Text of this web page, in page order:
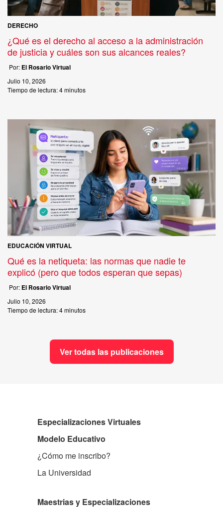
DERECHO
¿Qué es el derecho al acceso a la administración
de justicia y cuáles son sus alcances reales?
Por: El Rosario Virtual
Julio 10, 2026
Tiempo de lectura:4 minutos
EDUCACIÓN VIRTUAL
Qué es la netiqueta: las normas que nadie te
explicó (pero que todos esperan que sepas)
Por: El Rosario Virtual
Julio 10, 2026
Tiempo de lectura:4 minutos
Ver todas las publicaciones
Especializaciones Virtuales
Modelo Educativo
¿Cómo me inscribo?
La Universidad
Maestrias y Especializaciones